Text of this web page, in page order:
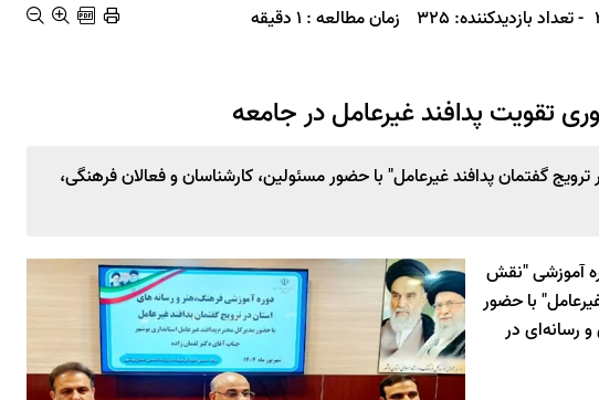
- تعداد بازدیدکننده: 325
زمان مطالعه : 1 دقیقه
تقویت پدافند غیرعامل در جامعه
گفتمان پدافند غیرعامل" با حضور مسئولین، کارشناسان و فعالان فرهنگی،
آموزشی "نقش
با حضور
رسانه‌ای در